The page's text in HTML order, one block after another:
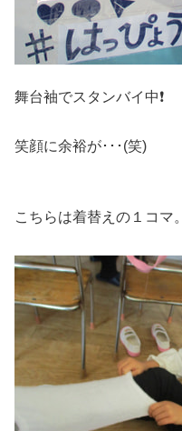
舞台袖でスタンバイ中❗
笑顔に余裕が･･･(笑)
こちらは着替えの１コマ。